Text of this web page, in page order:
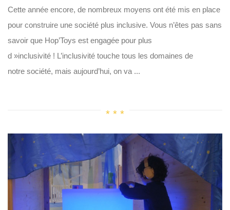
Cette année encore, de nombreux moyens ont été mis en place
pour construire une société plus inclusive. Vous n’êtes pas sans
savoir que Hop’Toys est engagée pour plus
d »inclusivité ! L’inclusivité touche tous les domaines de
notre société, mais aujourd’hui, on va ...